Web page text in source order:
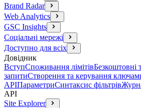
Brand Radar
Web Analytics
GSC Insights
Соціальні мережі
Доступно для всіх
Довідник
ВступСпоживання лімітівБезкоштовні
запитиСтворення та керування
APIПараметриСинтаксис фільтрів
API
Site Explorer